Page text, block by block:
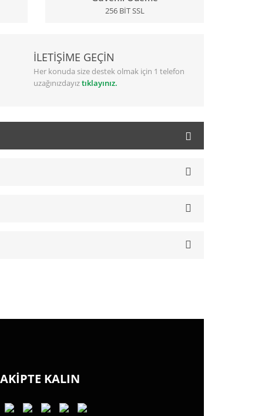
256 BİT SSL
İLETİŞİME GEÇİN
Her konuda size destek olmak için 1 telefon
uzağınızdayıztıklayınız.
KALIN